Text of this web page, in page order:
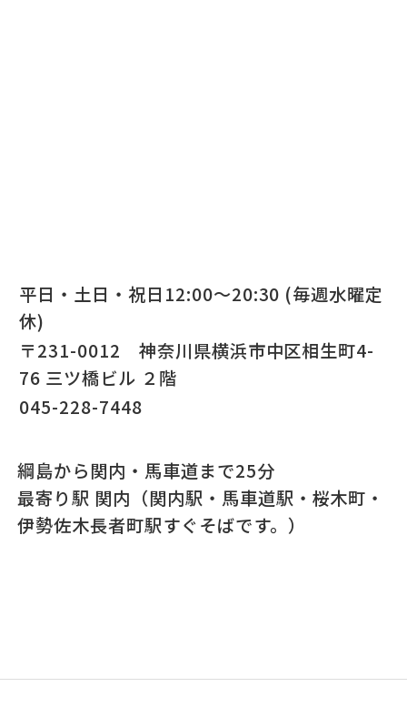
平日・土日・祝日12:00～20:30 (毎週水曜定
休)
〒231-0012 神奈川県横浜市中区相生町4-
76 三ツ橋ビル ２階
045-228-7448
綱島から関内・馬車道まで25分
最寄り駅 関内（関内駅・馬車道駅・桜木町・
伊勢佐木長者町駅すぐそばです。）